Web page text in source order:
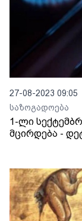
27-08-2023 09:05
საზოგადოება
1-ლი
მცირდება -